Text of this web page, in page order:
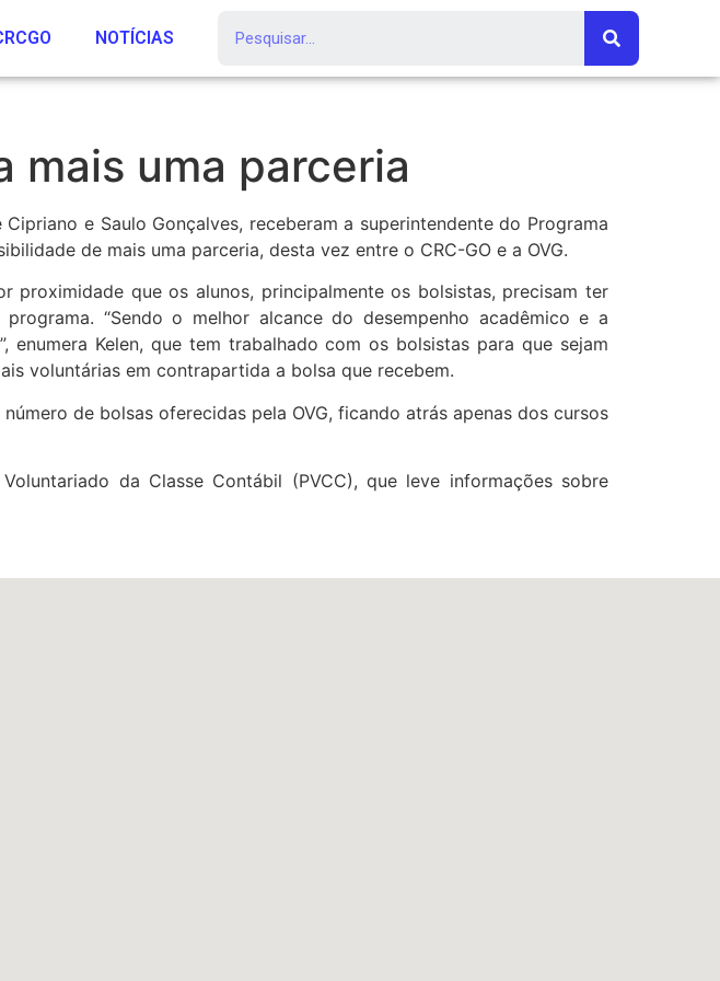
NOTÍCIAS
mais uma parceria
e Saulo Gonçalves, receberam a superintendente do Programa
de mais uma parceria, desta vez entre o CRC-GO e a OVG.
proximidade que os alunos, principalmente os bolsistas, precisam ter
“Sendo o melhor alcance do desempenho acadêmico e a
Kelen, que tem trabalhado com os bolsistas para que sejam
voluntárias em contrapartida a bolsa que recebem.
de bolsas oferecidas pela OVG, ficando atrás apenas dos cursos
da Classe Contábil (PVCC), que leve informações sobre